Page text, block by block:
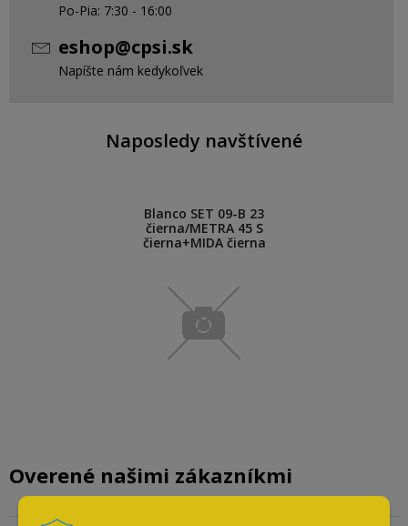
Po-Pia: 7:30 - 16:00
eshop@cpsi.sk
Napíšte nám kedykoľvek
Naposledy navštívené
Blanco SET 09-B 23
čierna/METRA 45 S
čierna+MIDA čierna
Overené našimi zákazníkmi